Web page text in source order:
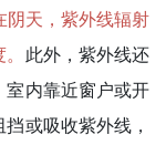
阴天，紫外线辐射
此外，紫外线还
内靠近窗户或开
或吸收紫外线，